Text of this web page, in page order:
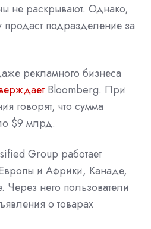
не раскрывают. Однако,
подразделение за
рекламного бизнеса
Bloomberg. При
говорят, что сумма
$9 млрд.
Group работает
и Африки, Канаде,
Через него пользователи
о товарах